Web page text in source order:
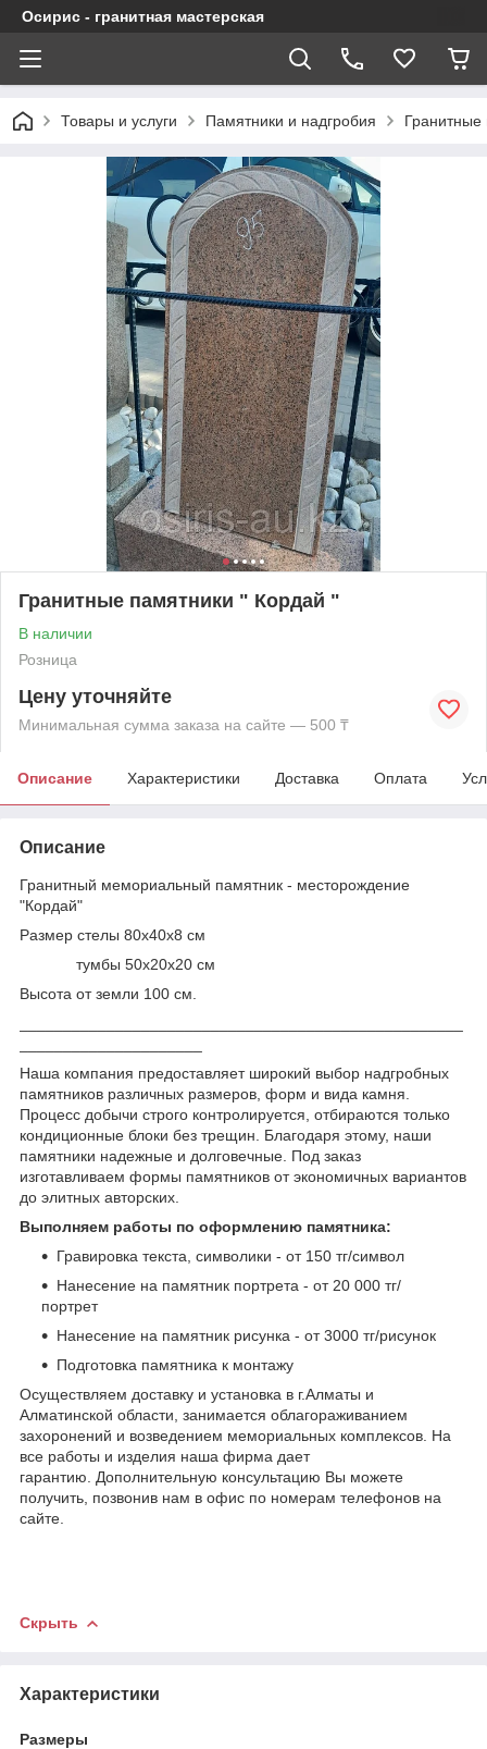
Осирис - гранитная мастерская
Товары и услуги Памятники и надгробия Гранитные
Гранитные памятники " Кордай "
В наличии
Розница
Цену уточняйте
Минимальная сумма заказа на сайте — 500 ₸
Описание Характеристики Доставка Оплата
Описание
Гранитный мемориальный памятник - месторождение
"Кордай"
Размер стелы 80х40х8 см
тумбы 50х20х20 см
Высота от земли 100 см.
Наша компания предоставляет широкий выбор надгробных
памятников различных размеров, форм и вида камня.
Процесс добычи строго контролируется, отбираются только
кондиционные блоки без трещин. Благодаря этому, наши
памятники надежные и долговечные. Под заказ
изготавливаем формы памятников от экономичных вариантов
до элитных авторских.
Выполняем работы по оформлению памятника:
Гравировка текста, символики - от 150 тг/символ
Нанесение на памятник портрета - от 20 000 тг/
портрет
Нанесение на памятник рисунка - от 3000 тг/рисунок
Подготовка памятника к монтажу
Осуществляем доставку и установка в г.Алматы и
Алматинской области, занимается облагораживанием
захоронений и возведением мемориальных комплексов. На
все работы и изделия наша фирма дает
гарантию. Дополнительную консультацию Вы можете
получить, позвонив нам в офис по номерам телефонов на
сайте.
Скрыть
Характеристики
Размеры